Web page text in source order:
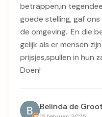
betrappen,in
goede stelling, gaf
de omgeving.. En die
gelijk als er mensen
prijsjes,spullen in hun
Doen!
Belinda de Groot